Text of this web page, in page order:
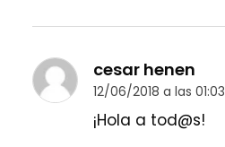
cesar henen
12/06/2018 a las 01:03
¡Hola a tod@s!